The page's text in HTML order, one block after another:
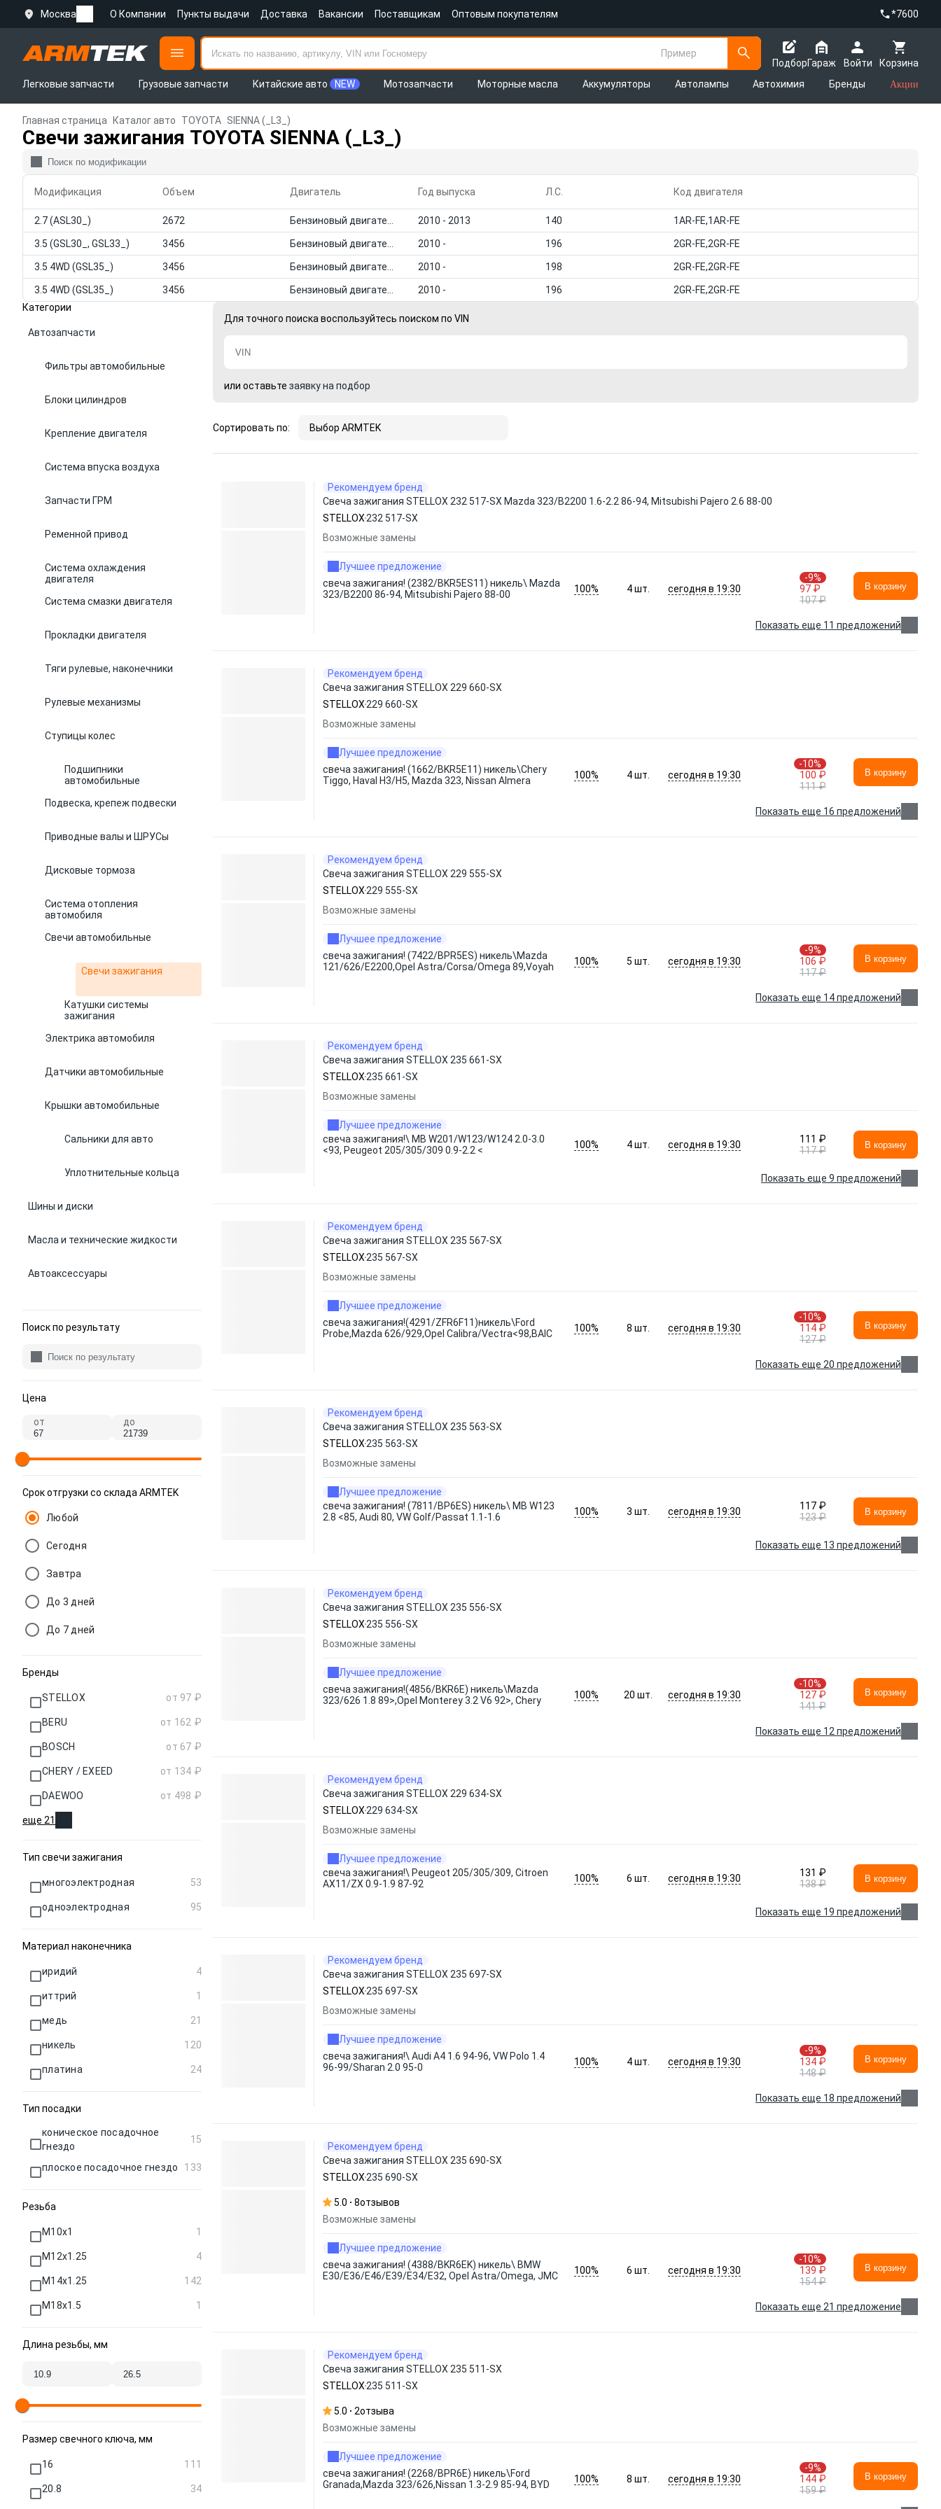
Москва О Компании Пункты выдачи Доставка Вакансии Поставщикам Оптовым покупателям *7600
Пример
Подбор
Корзина
Гараж
Войти
Легковые запчасти
Грузовые запчасти Китайские авто NEW Мотозапчасти Моторные масла Аккумуляторы Автолампы Автохимия Бренды Акции
Главная страница Каталог авто TOYOTA SIENNA (_L3_)
Свечи зажигания TOYOTA SIENNA (_L3_)
Модификация Объем Двигатель Год выпуска Л.С. Код двигателя
2.7 (ASL30_) 2672 2010 - 2013 140 1AR-FE,1AR-FE
3.5 (GSL30_, GSL33_) 3456 2010 - 196 2GR-FE,2GR-FE
3.5 4WD (GSL35_) 3456 2010 - 198 2GR-FE,2GR-FE
3.5 4WD (GSL35_) 3456 2010 - 196
2GR-FE,2GR-FE
Категории
Автозапчасти
Фильтры автомобильные
Блоки цилиндров
Крепление двигателя
Система впуска воздуха
Запчасти ГРМ
Ременной привод
Система охлаждения
двигателя
Система смазки двигателя
Прокладки двигателя
Тяги рулевые, наконечники
Рулевые механизмы
Ступицы колес
Подшипники
автомобильные
Подвеска, крепеж подвески
Приводные валы и ШРУСы
Дисковые тормоза
Система отопления
автомобиля
Свечи автомобильные
Свечи зажигания
Катушки системы
зажигания
Электрика автомобиля
Датчики автомобильные
Крышки автомобильные
Сальники для авто
Уплотнительные кольца
Шины и диски
Масла и технические жидкости
Автоаксессуары
Поиск по результату
Цена
от до
Срок отгрузки со склада ARMTEK
Любой
Сегодня
Завтра
До 3 дней
До 7 дней
Бренды
STELLOX от 97 ₽
BERU от 162 ₽
BOSCH от 67 ₽
CHERY / EXEED от 134 ₽
DAEWOO от 498 ₽
еще 21
Тип свечи зажигания
многоэлектродная 53
одноэлектродная 95
Материал наконечника
иридий 4
иттрий 1
медь 21
никель 120
платина 24
Тип посадки
коническое посадочное
гнездо
15
плоское посадочное гнездо 133
Резьба
M10x1 1
M12x1.25 4
M14x1.25 142
M18x1.5 1
Длина резьбы, мм
Размер свечного ключа, мм
16 111
20.8 34
Для точного поиска воспользуйтесь поиском по VIN
или оставьте заявку на подбор
Сортировать по: Выбор ARMTEK
Рекомендуем бренд
Свеча зажигания STELLOX 232 517-SX Mazda 323/B2200 1.6-2.2 86-94, Mitsubishi Pajero 2.6 88-00
STELLOX 232 517-SX
Возможные замены
Лучшее предложение
свеча зажигания! (2382/BKR5ES11) никель\ Mazda
323/B2200 86-94, Mitsubishi Pajero 88-00
100% 4шт. сегодня в 19:30
-9%
97 ₽
107 ₽
В корзину
Показать еще 11 предложений
Рекомендуем бренд
Свеча зажигания STELLOX 229 660-SX
STELLOX 229 660-SX
Возможные замены
Лучшее предложение
свеча зажигания! (1662/BKR5E11) никель\Chery
Tiggo, Haval H3/H5, Mazda 323, Nissan Almera
100% 4шт. сегодня в 19:30
-10%
100 ₽
111 ₽
В корзину
Показать еще 16 предложений
Рекомендуем бренд
Свеча зажигания STELLOX 229 555-SX
STELLOX 229 555-SX
Возможные замены
Лучшее предложение
свеча зажигания! (7422/BPR5ES) никель\Mazda
121/626/E2200,Opel Astra/Corsa/Omega 89,Voyah
100% 5 шт. сегодня в 19:30
-9%
106 ₽
117 ₽
В корзину
Показать еще 14 предложений
Рекомендуем бренд
Свеча зажигания STELLOX 235 661-SX
STELLOX 235 661-SX
Возможные замены
Лучшее предложение
свеча зажигания!\ MB W201/W123/W124 2.0-3.0
<93, Peugeot 205/305/309 0.9-2.2 <
100% 4шт. сегодня в 19:30
111 ₽
117 ₽
В корзину
Показать еще 9 предложений
Рекомендуем бренд
Свеча зажигания STELLOX 235 567-SX
STELLOX 235 567-SX
Возможные замены
Лучшее предложение
свеча зажигания!(4291/ZFR6F11)никель\Ford
Probe,Mazda 626/929,Opel Calibra/Vectra<98,BAIC
100% 8 шт. сегодня в 19:30
-10%
114 ₽
127 ₽
В корзину
Показать еще 20 предложений
Рекомендуем бренд
Свеча зажигания STELLOX 235 563-SX
STELLOX 235 563-SX
Возможные замены
Лучшее предложение
свеча зажигания! (7811/BP6ES) никель\ MB W123
2.8 <85, Audi 80, VW Golf/Passat 1.1-1.6
100% 3 шт. сегодня в 19:30
117 ₽
123 ₽
В корзину
Показать еще 13 предложений
Рекомендуем бренд
Свеча зажигания STELLOX 235 556-SX
STELLOX 235 556-SX
Возможные замены
Лучшее предложение
свеча зажигания!(4856/BKR6E) никель\Mazda
323/626 1.8 89>,Opel Monterey 3.2 V6 92>, Chery
100% 20 шт. сегодня в 19:30
-10%
127 ₽
141 ₽
В корзину
Показать еще 12 предложений
Рекомендуем бренд
Свеча зажигания STELLOX 229 634-SX
STELLOX 229 634-SX
Возможные замены
Лучшее предложение
свеча зажигания!\ Peugeot 205/305/309, Citroen
AX11/ZX 0.9-1.9 87-92
100% 6 шт. сегодня в 19:30
131 ₽
138 ₽
В корзину
Показать еще 19 предложений
Рекомендуем бренд
Свеча зажигания STELLOX 235 697-SX
STELLOX 235 697-SX
Возможные замены
Лучшее предложение
свеча зажигания!\ Audi A4 1.6 94-96, VW Polo 1.4
96-99/Sharan 2.0 95-0
100% 4шт. сегодня в 19:30
-9%
134 ₽
148 ₽
В корзину
Показать еще 18 предложений
Рекомендуем бренд
Свеча зажигания STELLOX 235 690-SX
STELLOX 235 690-SX
5.0 8отзывов
Возможные замены
Лучшее предложение
свеча зажигания! (4388/BKR6EK) никель\ BMW
E30/E36/E46/E39/E34/E32, Opel Astra/Omega, JMC
100% 6 шт. сегодня в 19:30
-10%
139 ₽
154 ₽
В корзину
Показать еще 21 предложение
Рекомендуем бренд
Свеча зажигания STELLOX 235 511-SX
STELLOX 235 511-SX
5.0 2отзыва
Возможные замены
Лучшее предложение
свеча зажигания! (2268/BPR6E) никель\Ford
Granada,Mazda 323/626,Nissan 1.3-2.9 85-94, BYD
100% 8 шт. сегодня в 19:30
-9%
144 ₽
159 ₽
В корзину